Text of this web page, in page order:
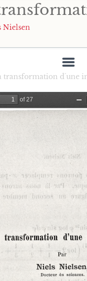
Nielsen
transformation d´une